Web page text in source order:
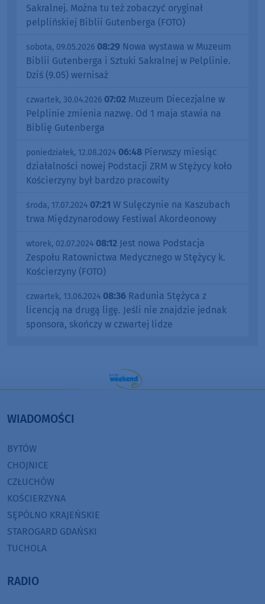
Sakralnej. Można tu też zobaczyć oryginał
pelplińskiej Biblii Gutenberga (FOTO)
sobota, 09.05.2026 08:29 Nowa wystawa w Muzeum
Biblii Gutenberga i Sztuki Sakralnej w Pelplinie.
Dziś (9.05) wernisaż
czwartek, 30.04.2026 07:02 Muzeum Diecezjalne w
Pelplinie zmienia nazwę. Od 1 maja stawia na
Biblię Gutenberga
poniedziałek, 12.08.2024 06:48 Pierwszy miesiąc
działalności nowej Podstacji ZRM w Stężycy koło
Kościerzyny był bardzo pracowity
środa, 17.07.2024 07:21 W Sulęczynie na Kaszubach
trwa Międzynarodowy Festiwal Akordeonowy
wtorek, 02.07.2024 08:12 Jest nowa Podstacja
Zespołu Ratownictwa Medycznego w Stężycy k.
Kościerzyny (FOTO)
czwartek, 13.06.2024 08:36 Radunia Stężyca z
licencją na drugą ligę. Jeśli nie znajdzie jednak
sponsora, skończy w czwartej lidze
WIADOMOŚCI
BYTÓW
CHOJNICE
CZŁUCHÓW
KOŚCIERZYNA
SĘPÓLNO KRAJEŃSKIE
STAROGARD GDAŃSKI
TUCHOLA
RADIO